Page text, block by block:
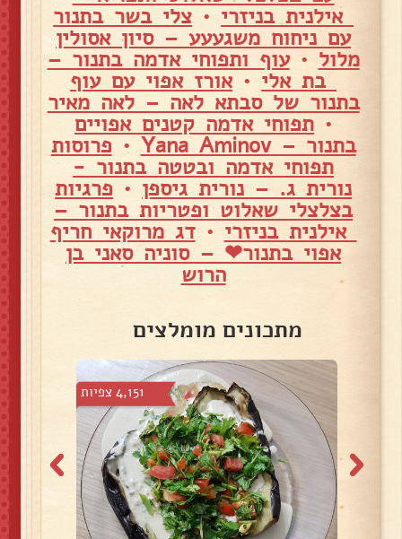
אילנית בניזרי • צלי בשר בתנור
עם ניחוח משגעעע – סיון אסולין
מלול •עוף ותפוחי אדמה בתנור –
בת אלי •אורז אפוי עם עוף
בתנור של סבתא לאה – לאה מאיר
• תפוחי אדמה קטנים אפויים
בתנור – Yana Aminov • פרוסות
תפוחי אדמה ובטטה בתנור -
נורית ג. – נורית גיספן • פרגיות
בצלצלי שאלוט ופטריות בתנור –
אילנית בניזרי •דג מרוקאי חריף
אפוי בתנור❤ – סוניה סאני בן
הרוש
מתכונים מומלצים
4,151 צפיות